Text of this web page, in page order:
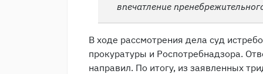
впечатление
В ходе рассмотрения дела суд
прокуратуры и Роспотребнадзора.
направил. По итогу, из заявленных